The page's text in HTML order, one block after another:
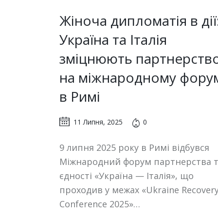
Жіноча дипломатія в
Україна та Італія
зміцнюють
на міжнародному
в Римі
11 Липня, 2025 0
9 липня 2025 року в Римі відбувся
Міжнародний форум партнерства
єдності «Україна — Італія», що
проходив у межах «Ukraine
Conference 2025»…